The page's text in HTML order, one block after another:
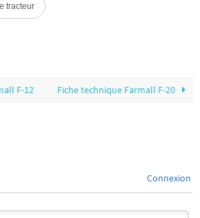
F-12 Fiche technique Farmall F-20
Connexion